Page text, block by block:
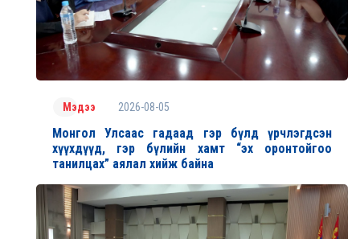
Мэдээ 2026-08-05
Монгол Улсаас гадаад гэр бүлд үрчлэгдсэн
хүүхдүүд, гэр бүлийн хамт “эх оронтойгоо
танилцах” аялал хийж байна